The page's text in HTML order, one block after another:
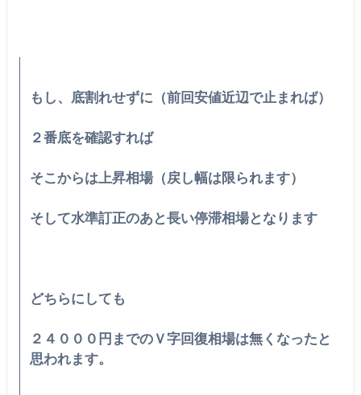
もし、底割れせずに（前回安値近辺で止まれば）
２番底を確認すれば
そこからは上昇相場（戻し幅は限られます）
そして水準訂正のあと長い停滞相場となります
どちらにしても
２４０００円までのＶ字回復相場は無くなったと
思われます。